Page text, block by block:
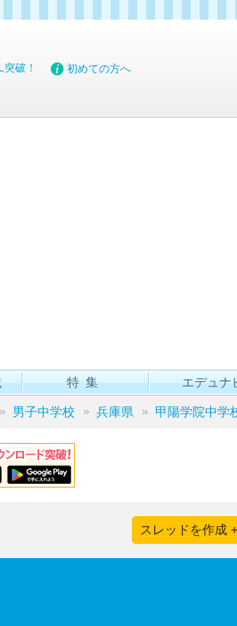
破！ 初めての方へ
特集 エデュナ
男子中学校 兵庫県 甲陽学院中学
スレッドを作成 +